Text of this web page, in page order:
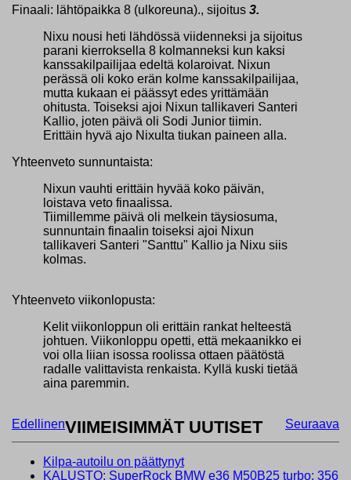
Finaali: lähtöpaikka 8 (ulkoreuna)., sijoitus 3.
Nixu nousi heti lähdössä viidenneksi ja sijoitus
parani kierroksella 8 kolmanneksi kun kaksi
kanssakilpailijaa edeltä kolaroivat. Nixun
perässä oli koko erän kolme kanssakilpailijaa,
mutta kukaan ei päässyt edes yrittämään
ohitusta. Toiseksi ajoi Nixun tallikaveri Santeri
Kallio, joten päivä oli Sodi Junior tiimin.
Erittäin hyvä ajo Nixulta tiukan paineen alla.
Yhteenveto sunnuntaista:
Nixun vauhti erittäin hyvää koko päivän,
loistava veto finaalissa.
Tiimillemme päivä oli melkein täysiosuma,
sunnuntain finaalin toiseksi ajoi Nixun
tallikaveri Santeri "Santtu" Kallio ja Nixu siis
kolmas.
Yhteenveto viikonlopusta:
Kelit viikonloppun oli erittäin rankat helteestä
johtuen. Viikonloppu opetti, että mekaanikko ei
voi olla liian isossa roolissa ottaen päätöstä
radalle valittavista renkaista. Kyllä kuski tietää
aina paremmin.
Edellinen Seuraava
VIIMEISIMMÄT UUTISET
Kilpa-autoilu on päättynyt
KALUSTO: SuperRock BMW e36 M50B25 turbo: 356